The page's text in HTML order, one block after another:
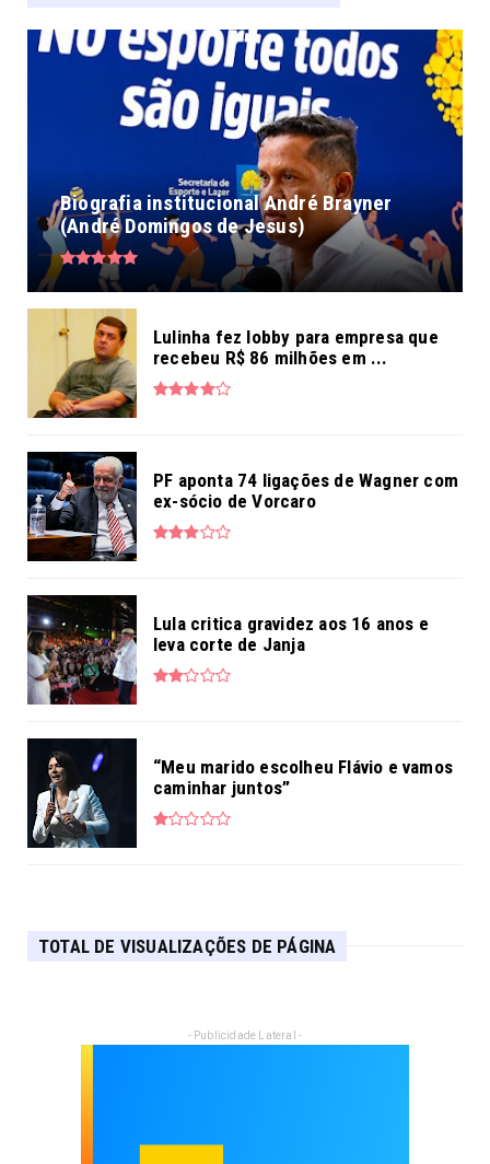
Biografia institucional André Brayner
(André Domingos de Jesus)
Lulinha fez lobby para empresa que
recebeu R$ 86 milhões em ...
PF aponta 74 ligações de Wagner com
ex-sócio de Vorcaro
Lula critica gravidez aos 16 anos e
leva corte de Janja
“Meu marido escolheu Flávio e vamos
caminhar juntos”
TOTAL DE VISUALIZAÇÕES DE PÁGINA
- Publicidade Lateral -